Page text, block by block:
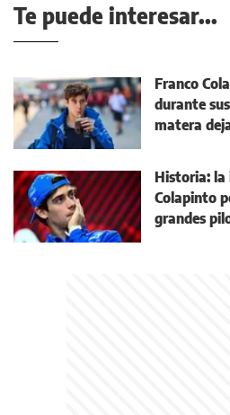
Te puede interesar...
Franco
durante
matera
Historia: la
Colapinto
grandes